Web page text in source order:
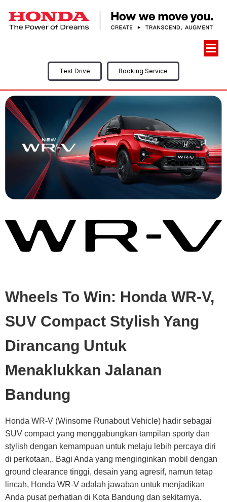
Test Drive Booking Service
Wheels To Win: Honda WR-V,
SUV Compact Stylish Yang
Dirancang Untuk
Menaklukkan Jalanan
Bandung
Honda WR-V (Winsome Runabout Vehicle) hadir sebagai
SUV compact yang menggabungkan tampilan sporty dan
stylish dengan kemampuan untuk melaju lebih percaya diri
di perkotaan,. Bagi Anda yang menginginkan mobil dengan
ground clearance tinggi, desain yang agresif, namun tetap
lincah, Honda WR-V adalah jawaban untuk menjadikan
Anda pusat perhatian di Kota Bandung dan sekitarnya.